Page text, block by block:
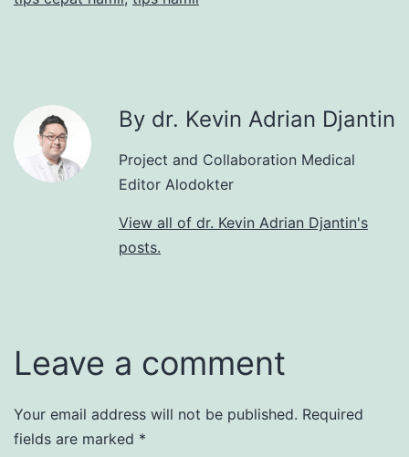
By dr. Kevin Adrian Djantin
Project and Collaboration Medical
Editor Alodokter
View all of dr. Kevin Adrian Djantin's
posts.
Leave a comment
Your email address will not be published. Required
fields are marked *